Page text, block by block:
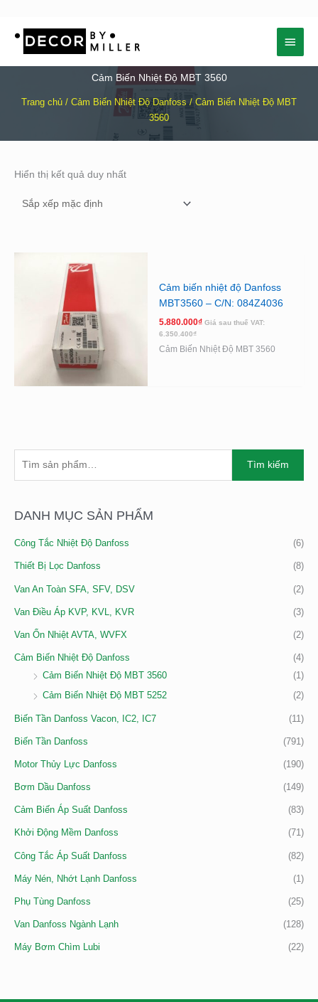
Menu
chính
Cảm Biến Nhiệt Độ MBT 3560
Trang chủ / Cảm Biến Nhiệt Độ Danfoss / Cảm Biến Nhiệt Độ MBT
3560
K
Ế
M
Tìm kiếm
DANH MỤC SẢN PHẨM
Công Tắc Nhiệt Độ Danfoss (6)
Thiết Bị Lọc Danfoss (8)
Van An Toàn SFA, SFV, DSV (2)
Van Điều Áp KVP, KVL, KVR (3)
Van Ổn Nhiệt AVTA, WVFX (2)
Cảm Biến Nhiệt Độ Danfoss
(4)
Cảm Biến Nhiệt Độ MBT 3560
(1)
Cảm Biến Nhiệt Độ MBT 5252
(2)
Biến Tần Danfoss Vacon, IC2, IC7 (11)
Biến Tần Danfoss (791)
Motor Thủy Lực Danfoss (190)
Bơm Dầu Danfoss (149)
Cảm Biến Áp Suất Danfoss (83)
Khởi Động Mềm Danfoss (71)
Công Tắc Áp Suất Danfoss (82)
Máy Nén, Nhớt Lạnh Danfoss (1)
Phụ Tùng Danfoss (25)
Van Danfoss Ngành Lạnh (128)
Máy Bơm Chìm Lubi (22)
Hiển thị kết quả duy nhất
Cảm biến nhiệt độ Danfoss
MBT3560 – C/N: 084Z4036
5.880.000₫ Giá sau thuế VAT:
6.350.400₫
Cảm Biến Nhiệt Độ MBT 3560